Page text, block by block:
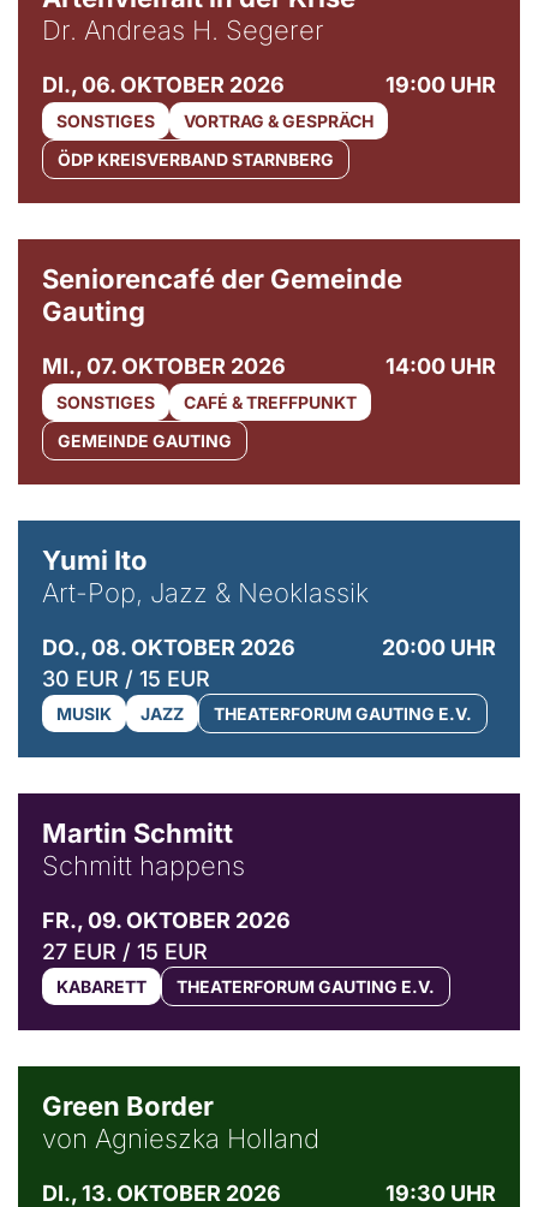
Dr. Andreas H. Segerer
DI., 06. OKTOBER 2026 19:00 UHR
SONSTIGES
VORTRAG & GESPRÄCH
ÖDP KREISVERBAND STARNBERG
Seniorencafé der Gemeinde
Gauting
MI., 07. OKTOBER 2026 14:00 UHR
SONSTIGES
CAFÉ & TREFFPUNKT
GEMEINDE GAUTING
Yumi Ito
Art-Pop, Jazz & Neoklassik
DO., 08. OKTOBER 2026
20:00 UHR
30 EUR / 15 EUR
MUSIK JAZZ THEATERFORUM GAUTING E.V.
Martin Schmitt
Schmitt happens
FR., 09. OKTOBER 2026
27 EUR / 15 EUR
KABARETT THEATERFORUM GAUTING E.V.
Green Border
von Agnieszka Holland
DI., 13. OKTOBER 2026
19:30 UHR